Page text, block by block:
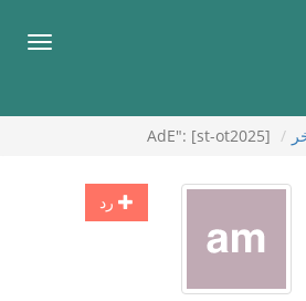
قائمة
AdE": [st-ot2025]
رد